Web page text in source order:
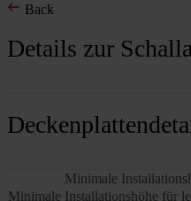
Back
Details zur
Minimale
Minimale Installationshöhe für